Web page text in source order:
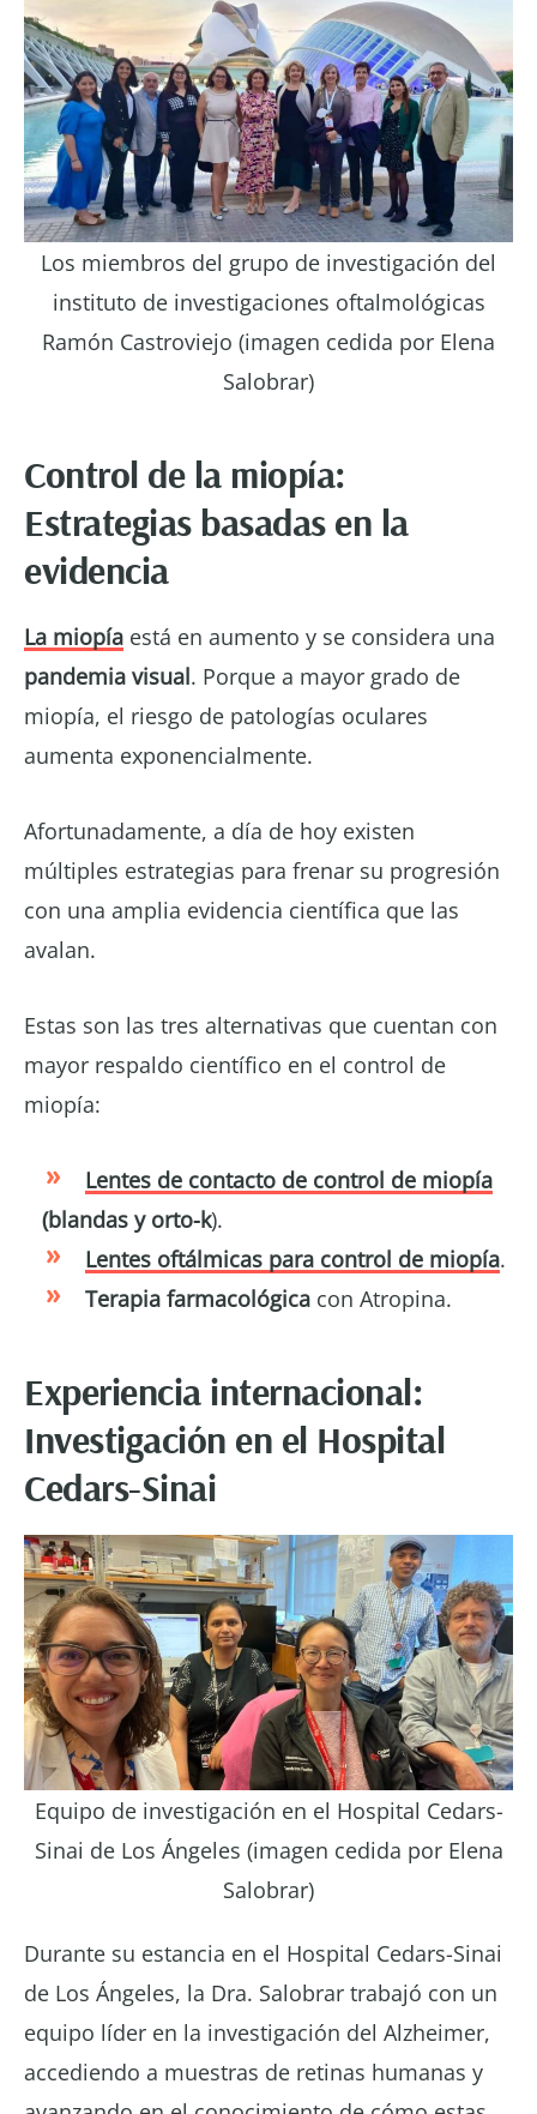
Los miembros del grupo de investigación del
instituto de investigaciones oftalmológicas
Ramón Castroviejo (imagen cedida por Elena
Salobrar)
Control de la miopía:
Estrategias basadas en la
evidencia
La miopía está en aumento y se considera una
pandemia visual. Porque a mayor grado de
miopía, el riesgo de patologías oculares
aumenta exponencialmente.
Afortunadamente, a día de hoy existen
múltiples estrategias para frenar su progresión
con una amplia evidencia científica que las
avalan.
Estas son las tres alternativas que cuentan con
mayor respaldo científico en el control de
miopía:
Lentes de contacto de control de miopía
(blandas y orto-k).
Lentes oftálmicas para control de miopía.
Terapia farmacológica con Atropina.
Experiencia internacional:
Investigación en el Hospital
Cedars-Sinai
Equipo de investigación en el Hospital Cedars-
Sinai de Los Ángeles (imagen cedida por Elena
Salobrar)
Durante su estancia en el Hospital Cedars-Sinai
de Los Ángeles, la Dra. Salobrar trabajó con un
equipo líder en la investigación del Alzheimer,
accediendo a muestras de retinas humanas y